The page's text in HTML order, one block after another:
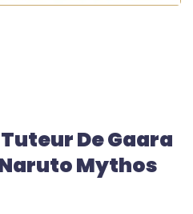
De Gaara
Naruto Mythos